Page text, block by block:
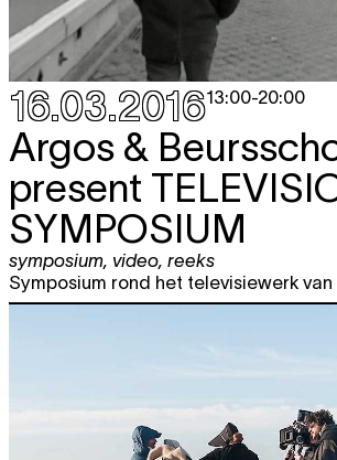
16.03.201613:00-20:00
Argos &
present
SYMPOSIUM
symposium, video, reeks
Symposium rond het televisiewerk